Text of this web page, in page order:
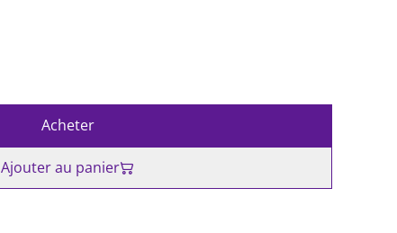
Acheter
Ajouter au panier